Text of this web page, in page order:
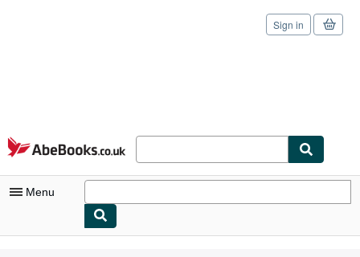
Skip to main content
AbeBooks.co.uk
Sign in
Menu